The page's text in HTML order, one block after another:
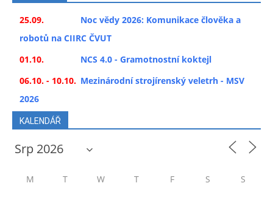
25.09.
Noc vědy 2026: Komunikace člověka a
robotů na CIIRC ČVUT
01.10.
NCS 4.0 - Gramotnostní koktejl
06.10. - 10.10. Mezinárodní strojírenský veletrh - MSV
2026
KALENDÁŘ
M T W T F S S